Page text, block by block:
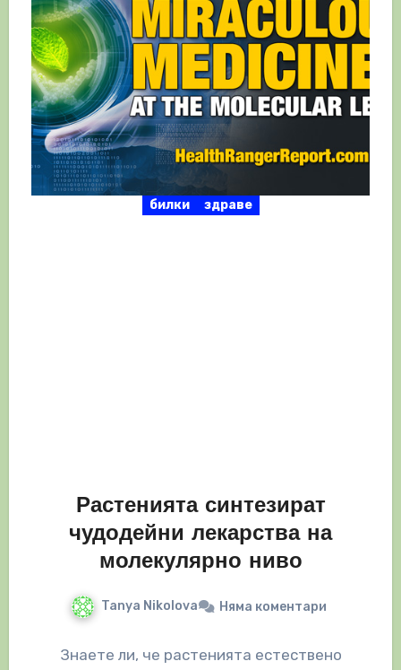
билки здраве
Растенията синтезират
чудодейни лекарства на
молекулярно ниво
Tanya Nikolova Няма коментари
Знаете ли, че растенията естествено